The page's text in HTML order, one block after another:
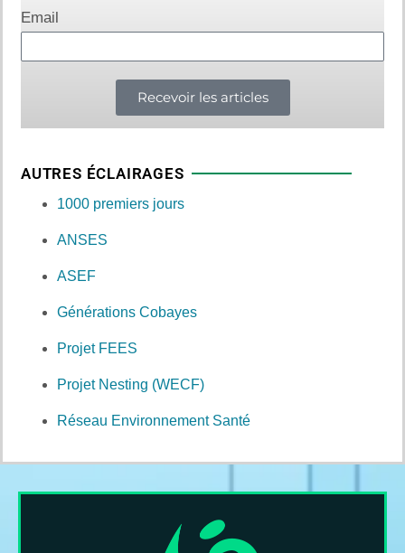
Email
Recevoir les articles
AUTRES ÉCLAIRAGES
1000 premiers jours
ANSES
ASEF
Générations Cobayes
Projet FEES
Projet Nesting (WECF)
Réseau Environnement Santé